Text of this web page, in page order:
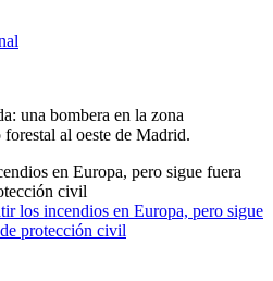
en Europa, pero sigue fuera
civil
los incendios en Europa, pero sigue
protección civil